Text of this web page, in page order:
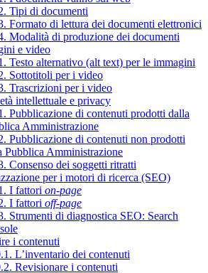
Tipi di documenti
Formato di lettura dei documenti elettronici
Modalità di produzione dei documenti
e video
Testo alternativo (alt text) per le immagini
Sottotitoli per i video
Trascrizioni per i video
intellettuale e privacy
Pubblicazione di contenuti prodotti dalla
Amministrazione
Pubblicazione di contenuti non prodotti
Pubblica Amministrazione
Consenso dei soggetti ritratti
per i motori di ricerca (SEO)
I fattori on-page
I fattori off-page
Strumenti di diagnostica SEO: Search
i contenuti
L’inventario dei contenuti
Revisionare i contenuti